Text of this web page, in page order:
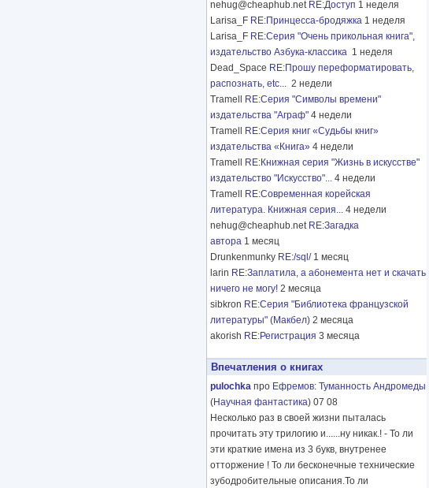
nehug@cheaphub.net RE:Доступ 1 неделя
Larisa_F RE:Принцесса-бродяжка 1 неделя
Larisa_F RE:Серия "Очень прикольная книга",
издательство Азбука-классика 1 неделя
Dead_Space RE:Прошу переформатировать,
распознать, etc... 2 недели
Tramell
RE:Серия "Символы времени"
издательства "Аграф" 4 недели
Tramell
RE:Серия книг «Судьбы книг»
издательства «Книга» 4 недели
Tramell
RE:Книжная серия "Жизнь в искусстве"
издательство "Искусство"... 4 недели
Tramell
RE:Современная корейская
литература. Книжная серия... 4 недели
nehug@cheaphub.net RE:Загадка
автора 1 месяц
Drunkenmunky RE:/sql/ 1 месяц
larin RE:Заплатила, а абонемента нет и скачать
ничего не могу! 2 месяца
sibkron RE:Серия "Библиотека французской
литературы" (Макбел) 2 месяца
akorish RE:Регистрация 3 месяца
Впечатления о книгах
pulochka про Ефремов: Туманность Андромеды
(Научная фантастика) 07 08
Несколько раз в своей жизни пыталась
прочитать эту трилогию и......ну никак.! - То ли
эти краткие имена из 3 букв, внутренее
отторжение ! То ли бесконечные технические
зубодробительные описания.То ли